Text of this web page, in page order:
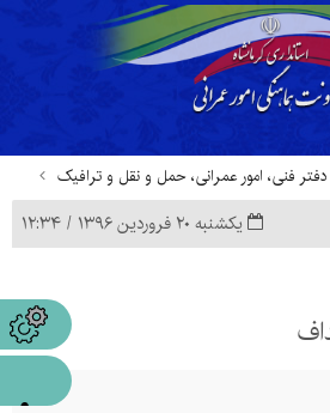
دفتر فنی، امور عمرانی، حمل و نقل و ترافیک
یکشنبه ۲۰ فروردین ۱۳۹۶ / ۱۲:۳۴